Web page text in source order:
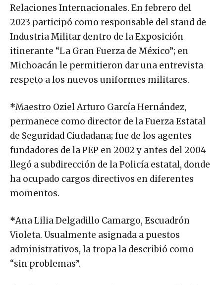
Relaciones Internacionales. En febrero del
2023 participó como responsable del stand de
Industria Militar dentro de la Exposición
itinerante “La Gran Fuerza de México”; en
Michoacán le permitieron dar una entrevista
respeto a los nuevos uniformes militares.
*Maestro Oziel Arturo García Hernández,
permanece como director de la Fuerza Estatal
de Seguridad Ciudadana; fue de los agentes
fundadores de la PEP en 2002 y antes del 2004
llegó a subdirección de la Policía estatal, donde
ha ocupado cargos directivos en diferentes
momentos.
*Ana Lilia Delgadillo Camargo, Escuadrón
Violeta. Usualmente asignada a puestos
administrativos, la tropa la describió como
“sin problemas”.